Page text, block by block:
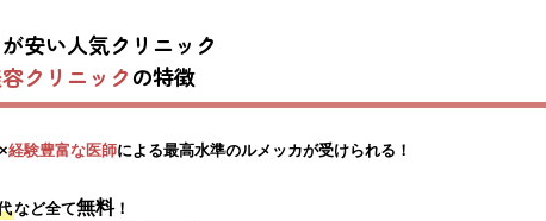
安い人気クリニック
クリニックの特徴
経験豊富な医師による最高水準のルメッカが受けられる！
など全て無料！